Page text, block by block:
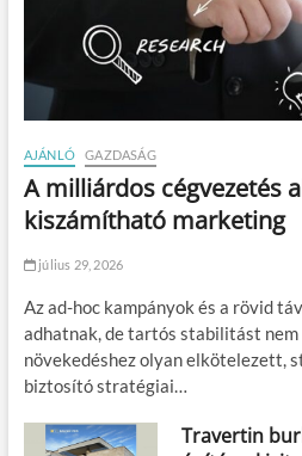
AJÁNLÓ GAZDASÁG
A milliárdos cégvezetés
kiszámítható marketing
július 29, 2026
Az ad-hoc kampányok és a rövid
adhatnak, de tartós stabilitást
növekedéshez olyan elkötelezett,
biztosító stratégiai…
Travertin